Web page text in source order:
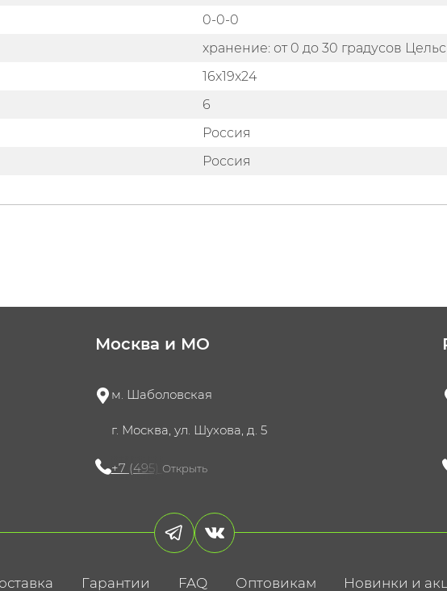
0-0-0
хранение: от 0 до 30 градусов
16x19x24
6
Россия
Россия
Москва и МО
м. Шаболовская
г. Москва, ул. Шухова, д. 5
+7 (495) 721-60-15
Открыть
Гарантии FAQ Оптовикам Новинки и